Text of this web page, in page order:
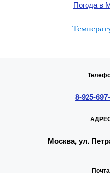
Погода в
8-925-
Москва, ул.